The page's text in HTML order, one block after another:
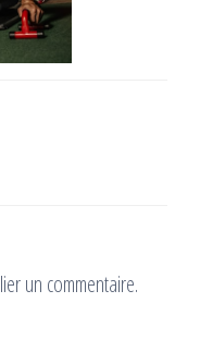
un commentaire.